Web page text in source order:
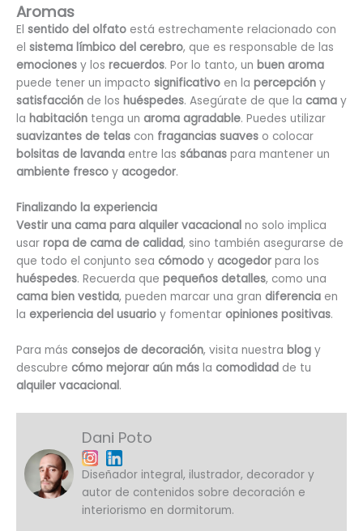
Aromas
El sentido del olfato está estrechamente relacionado con
el sistema límbico del cerebro, que es responsable de las
emociones y los recuerdos. Por lo tanto, un buen aroma
puede tener un impacto significativo en la percepción y
satisfacción de los huéspedes. Asegúrate de que la cama y
la habitación tenga un aroma agradable. Puedes utilizar
suavizantes de telas con fragancias suaves o colocar
bolsitas de lavanda entre las sábanas para mantener un
ambiente fresco y acogedor.
Finalizando la experiencia
Vestir una cama para alquiler vacacional no solo implica
usar ropa de cama de calidad, sino también asegurarse de
que todo el conjunto sea cómodo y acogedor para los
huéspedes. Recuerda que pequeños detalles, como una
cama bien vestida, pueden marcar una gran diferencia en
la experiencia del usuario y fomentar opiniones positivas.
Para más consejos de decoración, visita nuestra blog y
descubre cómo mejorar aún más la comodidad de tu
alquiler vacacional.
Dani Poto
Diseñador integral, ilustrador, decorador y
autor de contenidos sobre decoración e
interiorismo en dormitorum.